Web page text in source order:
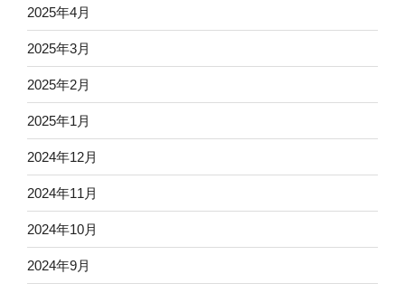
2025年4月
2025年3月
2025年2月
2025年1月
2024年12月
2024年11月
2024年10月
2024年9月